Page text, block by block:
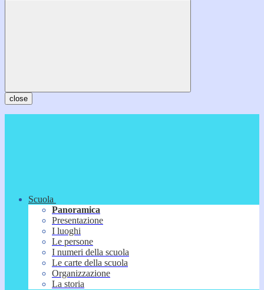
close
Scuola
Panoramica
Presentazione
I luoghi
Le persone
I numeri della scuola
Le carte della scuola
Organizzazione
La storia